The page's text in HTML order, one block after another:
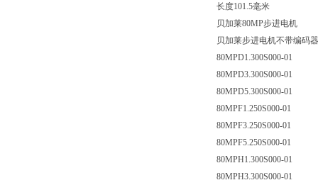
长度101.5毫米
贝加莱80MP步进电机
贝加莱步进电机不带编码器
80MPD1.300S000-01
80MPD3.300S000-01
80MPD5.300S000-01
80MPF1.250S000-01
80MPF3.250S000-01
80MPF5.250S000-01
80MPH1.300S000-01
80MPH3.300S000-01